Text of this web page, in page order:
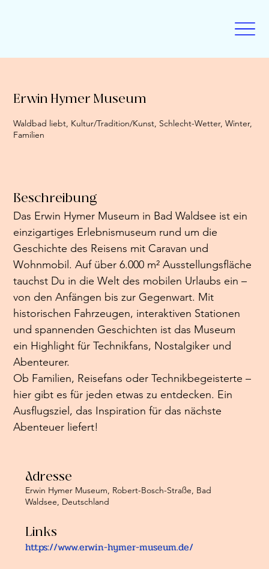
Erwin Hymer Museum
Waldbad liebt, Kultur/Tradition/Kunst, Schlecht-Wetter, Winter,
Familien
Beschreibung
Das Erwin Hymer Museum in Bad Waldsee ist ein
einzigartiges Erlebnismuseum rund um die
Geschichte des Reisens mit Caravan und
Wohnmobil. Auf über 6.000 m² Ausstellungsfläche
tauchst Du in die Welt des mobilen Urlaubs ein –
von den Anfängen bis zur Gegenwart. Mit
historischen Fahrzeugen, interaktiven Stationen
und spannenden Geschichten ist das Museum
ein Highlight für Technikfans, Nostalgiker und
Abenteurer.
Ob Familien, Reisefans oder Technikbegeisterte –
hier gibt es für jeden etwas zu entdecken. Ein
Ausflugsziel, das Inspiration für das nächste
Abenteuer liefert!
Adresse
Erwin Hymer Museum, Robert-Bosch-Straße, Bad
Waldsee, Deutschland
Links
https://www.erwin-hymer-museum.de/